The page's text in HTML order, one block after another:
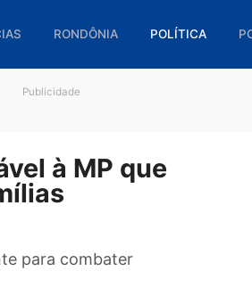
NOTÍCIAS RONDÔNIA
à MP que
para combater